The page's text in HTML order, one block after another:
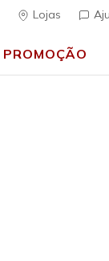
Lojas
PROMOÇÃO